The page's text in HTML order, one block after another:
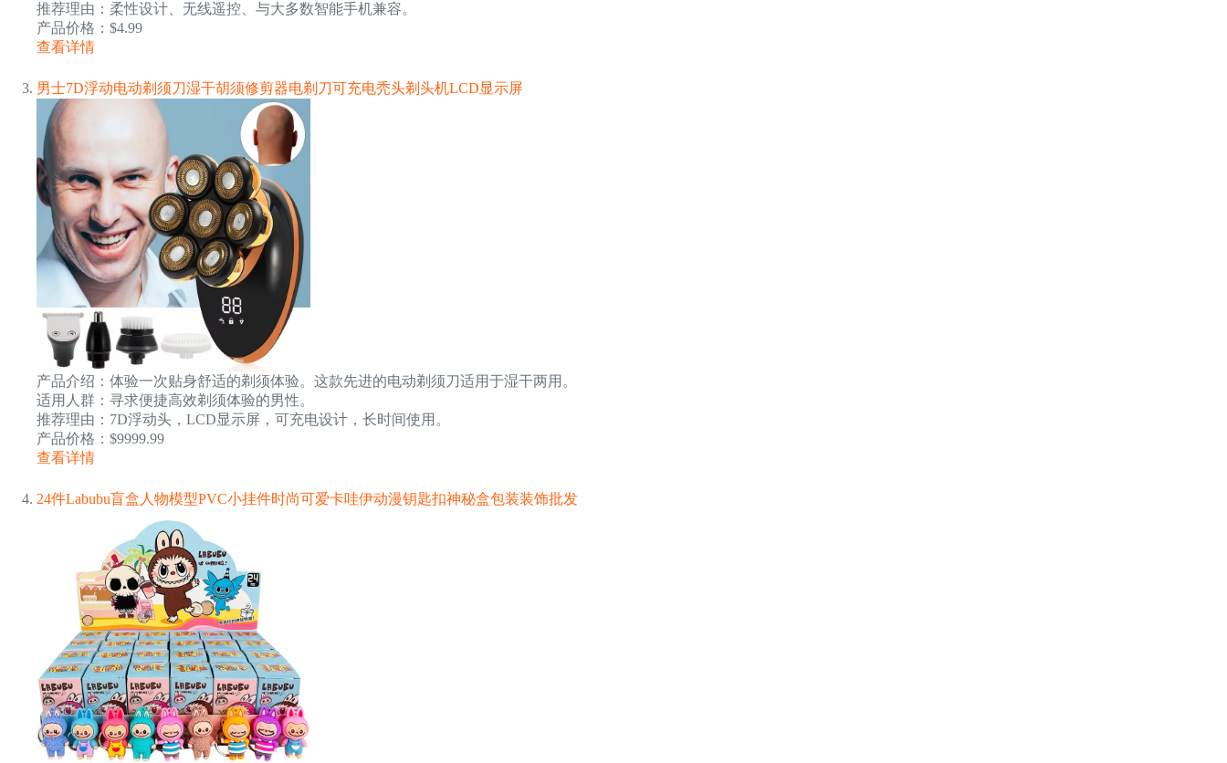
推荐理由：柔性设计、无线遥控、与大多数智能手机兼容。
产品价格：$4.99
查看详情
男士7D浮动电动剃须刀湿干胡须修剪器电剃刀可充电秃头剃头机LCD显示屏
产品介绍：体验一次贴身舒适的剃须体验。这款先进的电动剃须刀适用于湿干两用。
适用人群：寻求便捷高效剃须体验的男性。
推荐理由：7D浮动头，LCD显示屏，可充电设计，长时间使用。
产品价格：$9999.99
查看详情
24件Labubu盲盒人物模型PVC小挂件时尚可爱卡哇伊动漫钥匙扣神秘盒包装装饰批发